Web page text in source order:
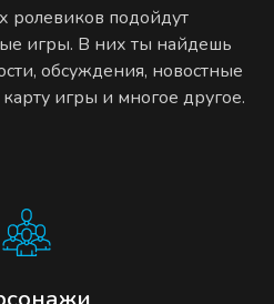
ролевиков подойдут
игры. В них ты найдешь
обсуждения, новостные
игры и многое другое.